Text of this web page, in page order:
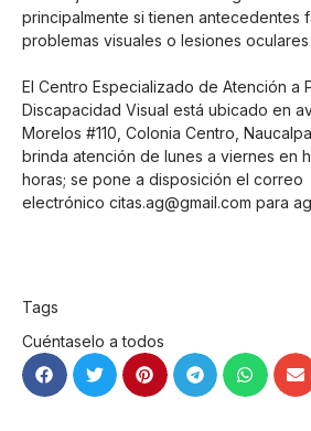
principalmente si tienen antecedentes
problemas visuales o lesiones
El Centro Especializado de Atención a
Discapacidad Visual está ubicado en
Morelos #110, Colonia Centro,
brinda atención de lunes a viernes en
horas; se pone a disposición el correo
electrónico citas.ag@gmail.com para
Tags
Cuéntaselo a todos